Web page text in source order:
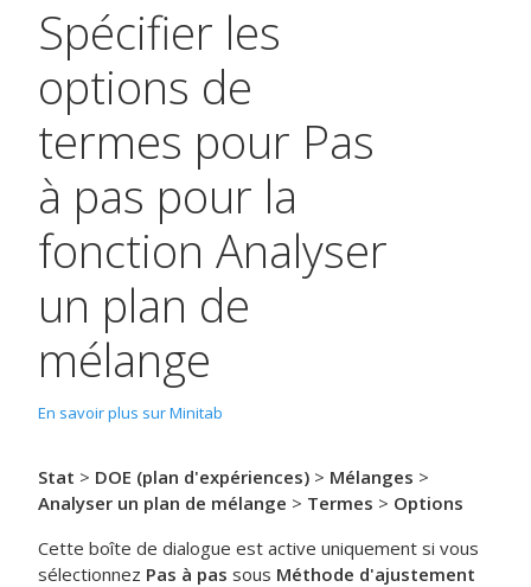
Spécifier les
options de
termes pour Pas
à pas pour la
fonction Analyser
un plan de
mélange
En savoir plus sur Minitab
Stat > DOE (plan d'expériences) > Mélanges >
Analyser un plan de mélange > Termes > Options
Cette boîte de dialogue est active uniquement si vous
sélectionnez Pas à pas sous Méthode d'ajustement